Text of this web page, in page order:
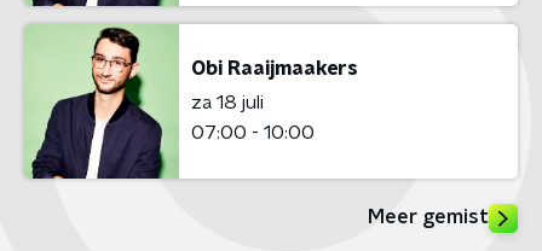
Obi Raaijmaakers
za 18 juli
07:00 - 10:00
Meer gemist